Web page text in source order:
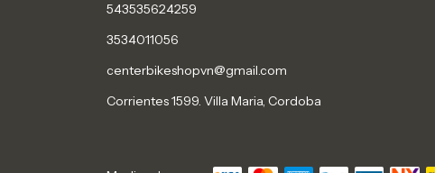
543535624259
3534011056
centerbikeshopvn@gmail.com
Corrientes 1599. Villa Maria, Cordoba